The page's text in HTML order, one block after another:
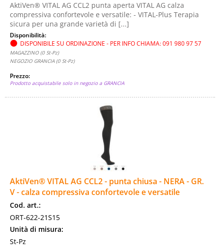
AktiVen® VITAL AG CCL2 punta aperta VITAL AG calza
compressiva confortevole e versatile: - VITAL-Plus Terapia
sicura per una grande varietà di [...]
Disponibilità:
DISPONIBILE SU ORDINAZIONE - PER INFO CHIAMA: 091 980 97 57
MAGAZZINO (0 St-Pz)
NEGOZIO GRANCIA (0 St-Pz)
Prezzo:
Prodotto acquistabile solo in negozio a GRANCIA
AktiVen® VITAL AG CCL2 - punta chiusa - NERA - GR.
V - calza compressiva confortevole e versatile
Cod. art.:
ORT-622-21S15
Unità di misura:
St-Pz